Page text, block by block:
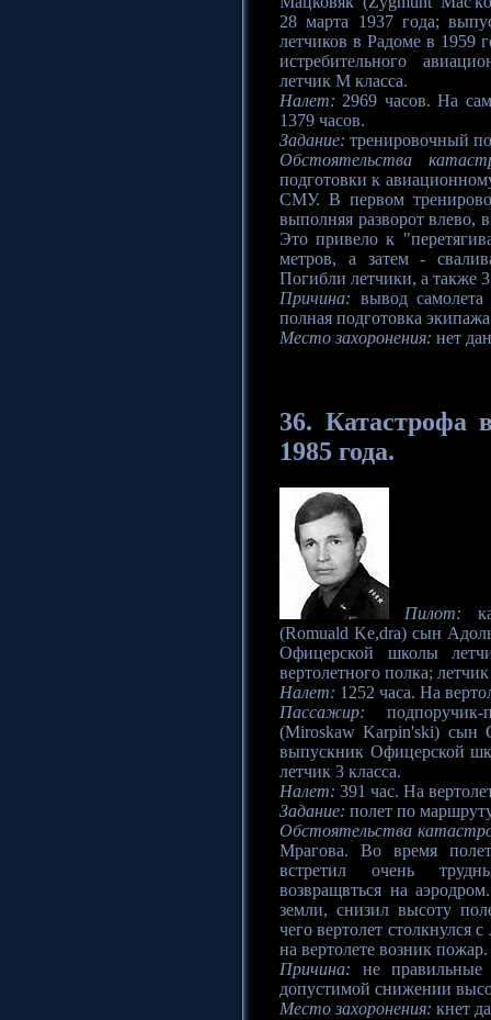
28 марта 1937 года;
летчиков в Радоме в 1959
истребительного
летчик М класса.
Налет: 2969 часов. На
1379 часов.
Задание: тренировочный
Обстоятельства
подготовки к
СМУ. В первом
выполняя разворот влево,
Это привело к
метров, а затем -
Погибли летчики, а также
Причина: вывод
полная подготовка
Место захоронения: нет
36. Катастрофа
1985 года.
Пилот:
(Romuald Ke,dra) сын
Офицерской школы
вертолетного полка;
Налет: 1252 часа. На
Пассажир:
(Miroskaw Karpin'ski) сын
выпускник Офицерской
летчик 3 класса.
Налет: 391 час. На
Задание: полет по
Обстоятельства
Мрагова. Во время
встретил очень
возвращвться на
земли, снизил высоту
чего вертолет столкнулся
на вертолете возник
Причина: не правильные
допустимой снижении
Место захоронения: кнет